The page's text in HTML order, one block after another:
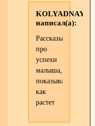
KOLYADNAYA
написал(а):
Рассказывайте
про
успехи
малыша,
показывайте
как
растет